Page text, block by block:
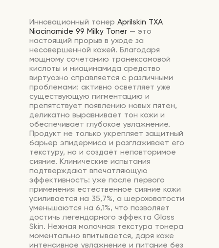
Инновационный тонер Aprilskin TXA
Niacinamide 99 Milky Toner — это
настоящий прорыв в уходе за
несовершенной кожей. Благодаря
мощному сочетанию транексамовой
кислоты и ниацинамида средство
виртуозно справляется с различными
проблемами: активно осветляет уже
существующую пигментацию и
препятствует появлению новых пятен,
деликатно выравнивает тон кожи и
обеспечивает глубокое увлажнение.
Продукт не только укрепляет защитный
барьер эпидермиса и разглаживает его
текстуру, но и создаёт неповторимое
сияние. Клинические испытания
подтверждают впечатляющую
эффективность: уже после первого
применения естественное сияние кожи
усиливается на 35,7%, а шероховатости
уменьшаются на 6,1%, что позволяет
достичь легендарного эффекта Glass
Skin. Нежная молочная текстура тонера
моментально впитывается, даря коже
интенсивное увлажнение и питание без